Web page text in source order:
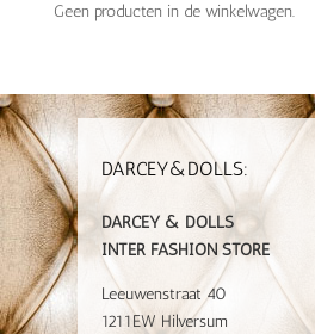
Geen producten in de winkelwagen.
DARCEY&DOLLS:
DARCEY & DOLLS
INTER FASHION STORE
Leeuwenstraat 40
1211EW Hilversum